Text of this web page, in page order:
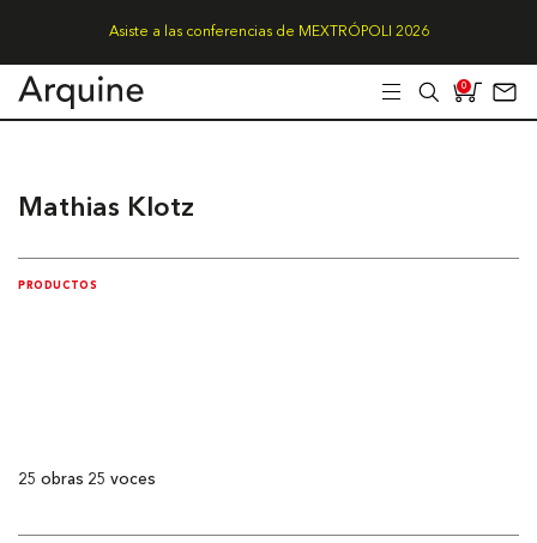
Asiste a las conferencias de MEXTRÓPOLI 2026
0
Mathias Klotz
PRODUCTOS
25 obras 25 voces